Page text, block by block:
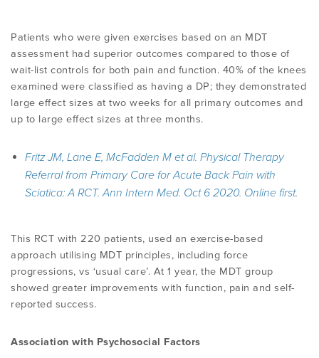
Patients who were given exercises based on an MDT
assessment had superior outcomes compared to those of
wait-list controls for both pain and function. 40% of the knees
examined were classified as having a DP; they demonstrated
large effect sizes at two weeks for all primary outcomes and
up to large effect sizes at three months.
Fritz JM, Lane E, McFadden M et al. Physical Therapy
Referral from Primary Care for Acute Back Pain with
Sciatica: A RCT. Ann Intern Med. Oct 6 2020. Online first.
This RCT with 220 patients, used an exercise-based
approach utilising MDT principles, including force
progressions, vs ‘usual care’. At 1 year, the MDT group
showed greater improvements with function, pain and self-
reported success.
Association with Psychosocial Factors